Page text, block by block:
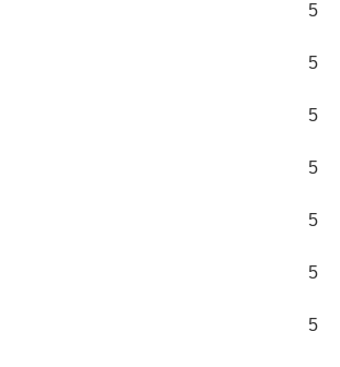
5
5
5
5
5
5
5